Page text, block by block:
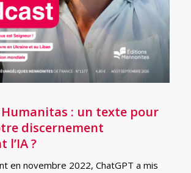
: un texte pour
discernement
l’IA ?
en novembre 2022, ChatGPT a mis